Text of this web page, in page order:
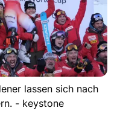
lassen sich nach
- keystone